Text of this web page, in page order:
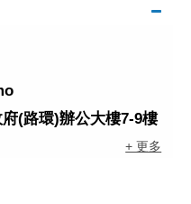
(路環)辦公大樓7-9樓
+ 更多